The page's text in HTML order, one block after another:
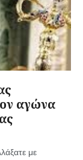
αγώνα
με